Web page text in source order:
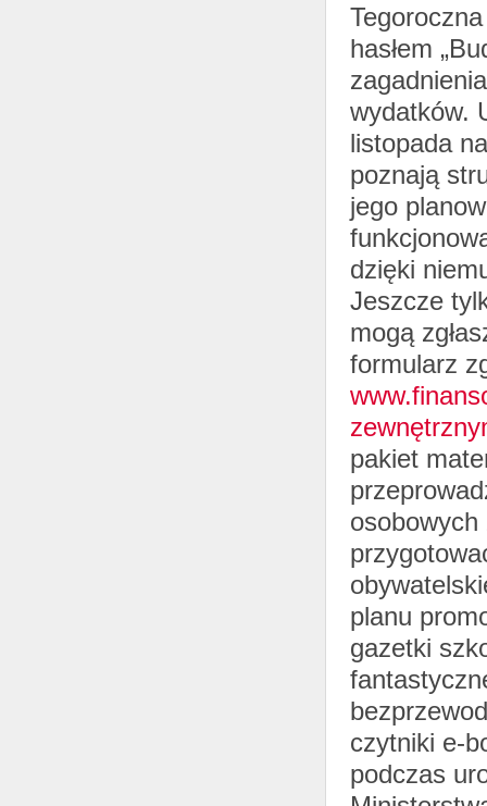
hasłem
wydatków.
listopada
poznają
jego
dzięki
Jeszcze
mogą
formularz
pakiet
osobowych
planu
gazetki
czytniki e-
podczas